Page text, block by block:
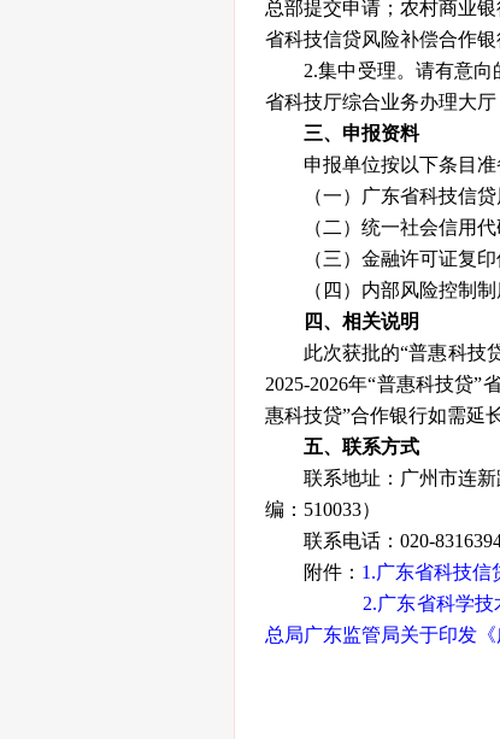
总部提交申请；农村商业
省科技信贷风险补偿合作
2.集中受理。请有意向的
省科技厅综合业务办理大厅
三、申报资料
申报单位按以下条目准
（一）广东省科技信贷
（二）统一社会信用代
（三）金融许可证复印
（四）内部风险控制制
四、相关说明
此次获批的“普惠科技贷
2025-2026年“普惠科技贷”
惠科技贷”合作银行如需延
五、联系方式
联系地址：广州市连新
编：510033）
联系电话：020-
附件： 1.广东省科技信
2.广东省科学
总局广东监管局关于印发